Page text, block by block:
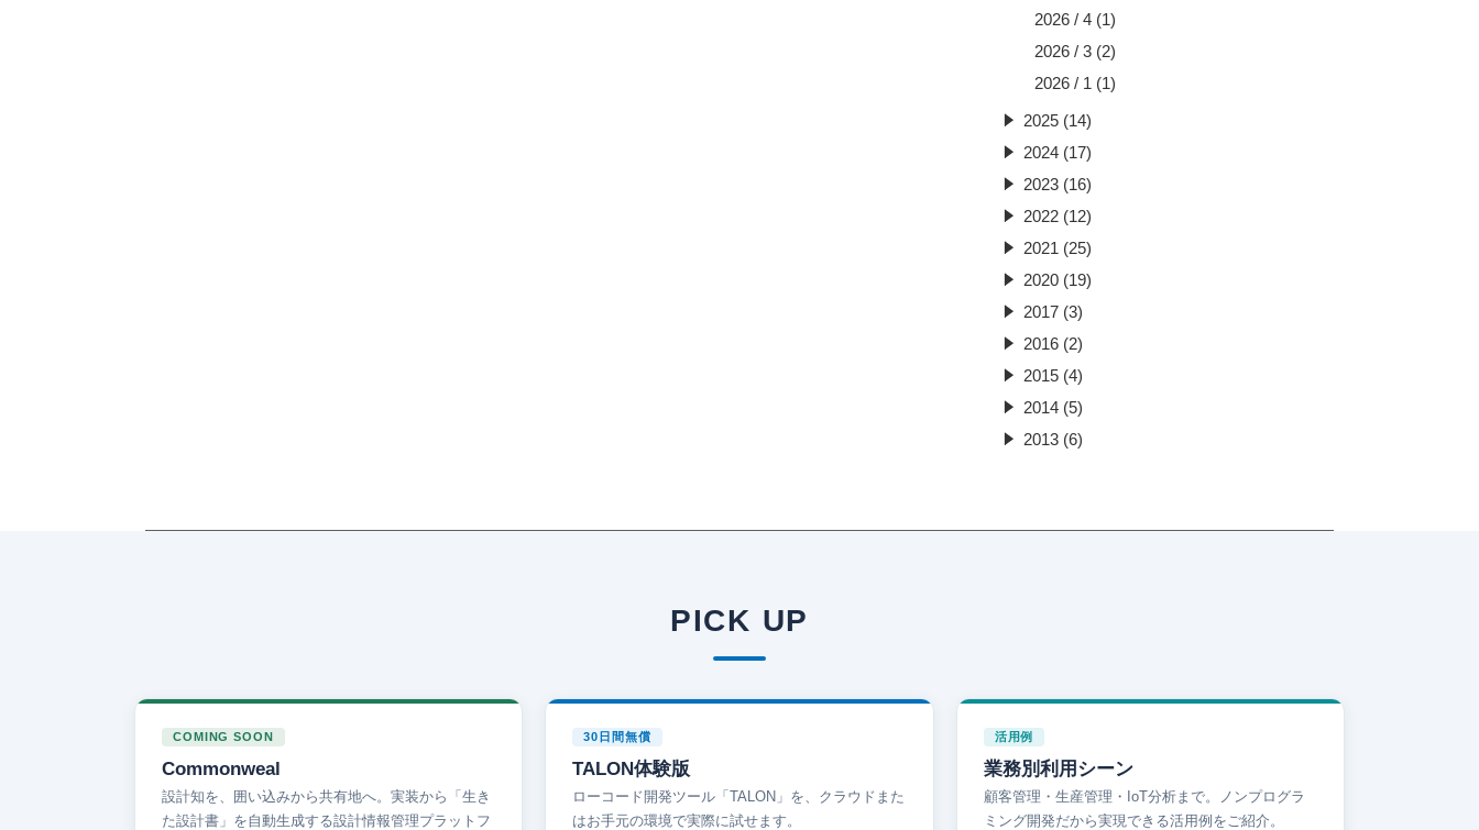
2026 / 4 (1)
2026 / 3 (2)
2026 / 1 (1)
2025 (14)
2024 (17)
2023 (16)
2022 (12)
2021 (25)
2020 (19)
2017 (3)
2016 (2)
2015 (4)
2014 (5)
2013 (6)
PICK UP
COMING SOON
Commonweal
設計知を、囲い込みから共有地へ。実装から「生き
た設計書」を自動生成する設計情報管理プラットフ
30日間無償
TALON体験版
ローコード開発ツール「TALON」を、クラウドまた
はお手元の環境で実際に試せます。
活用例
業務別利用シーン
顧客管理・生産管理・IoT分析まで。ノンプログラ
ミング開発だから実現できる活用例をご紹介。